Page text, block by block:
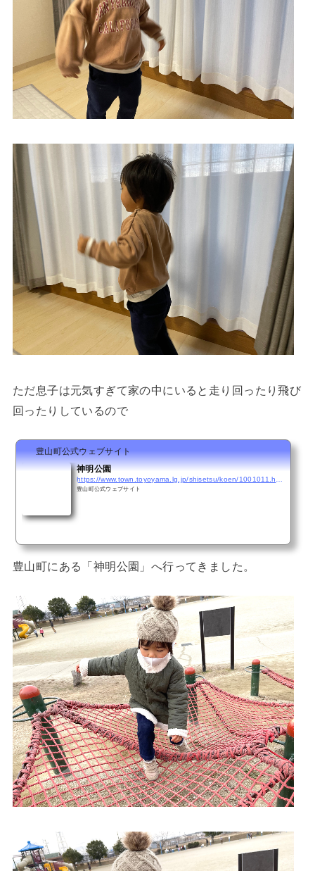
ただ息子は元気すぎて家の中にいると走り回ったり飛び
回ったりしているので
豊山町公式ウェブサイト
神明公園
豊山町公式ウェブサイト
豊山町にある「神明公園」へ行ってきました。